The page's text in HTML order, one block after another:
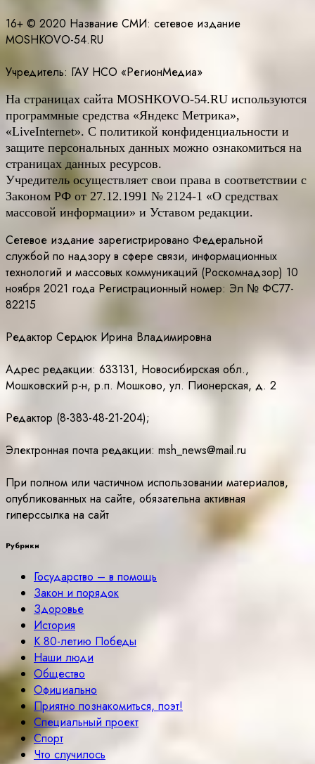
16+ © 2020 Название СМИ: cетевое издание
MOSHKOVO-54.RU
Учредитель: ГАУ НСО «РегионМедиа»
На страницах сайта MOSHKOVO-54.RU используются
программные средства «Яндекс Метрика»,
«LiveInternet». С политикой конфиденциальности и
защите персональных данных можно ознакомиться на
страницах данных ресурсов.
Учредитель осуществляет свои права в соответствии с
Законом РФ от 27.12.1991 № 2124-1 «О средствах
массовой информации» и Уставом редакции.
Сетевое издание зарегистрировано Федеральной
службой по надзору в сфере связи, информационных
технологий и массовых коммуникаций (Роскомнадзор) 10
ноября 2021 года Регистрационный номер: Эл № ФС77-
82215
Редактор Сердюк Ирина Владимировна
Адрес редакции: 633131, Новосибирская обл.,
Мошковский р-н, р.п. Мошково, ул. Пионерская, д. 2
Редактор (8-383-48-21-204);
Электронная почта редакции: msh_news@mail.ru
При полном или частичном использовании материалов,
опубликованных на сайте, обязательна активная
гиперссылка на сайт
Рубрики
Государство – в помощь
Закон и порядок
Здоровье
История
К 80-летию Победы
Наши люди
Общество
Официально
Приятно познакомиться, поэт!
Специальный проект
Спорт
Что случилось